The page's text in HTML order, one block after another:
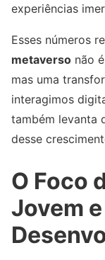
experiências
Esses números
metaverso não
mas uma
interagimos
também levanta
desse
O Foco
Jovem